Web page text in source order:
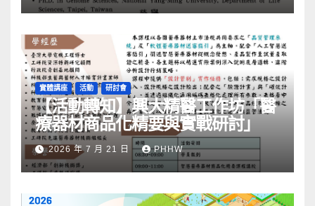
實體講座 活動 研討會
【活動轉知】興大精醫工作坊「醫
療器材商品化精要與實戰研討」
2026 年 7 月 21 日 PHHW